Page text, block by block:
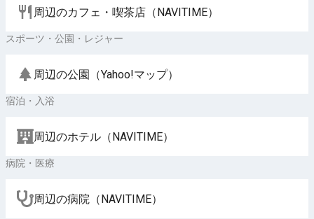
周辺のカフェ・喫茶店（NAVITIME）
スポーツ・公園・レジャー
周辺の公園（Yahoo!マップ）
宿泊・入浴
周辺のホテル（NAVITIME）
病院・医療
周辺の病院（NAVITIME）